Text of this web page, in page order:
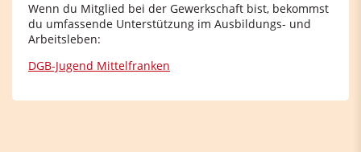
Wenn du Mitglied bei der Gewerkschaft bist, bekommst
du umfassende Unterstützung im Ausbildungs- und
Arbeitsleben:
DGB-Jugend Mittelfranken